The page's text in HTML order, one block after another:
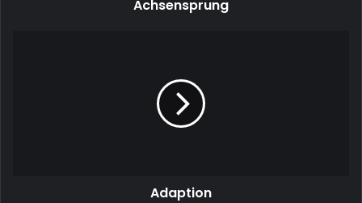
Achsensprung
Adaption